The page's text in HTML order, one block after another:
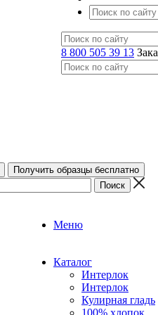
8 800 505 39 13
Получить образцы бесплатно
Меню
Каталог
Интерлок
Интерлок
Кулирная гладь
100% хлопок